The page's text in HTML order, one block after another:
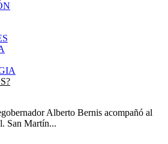
Alberto Bernis acompañó al
San Martín...